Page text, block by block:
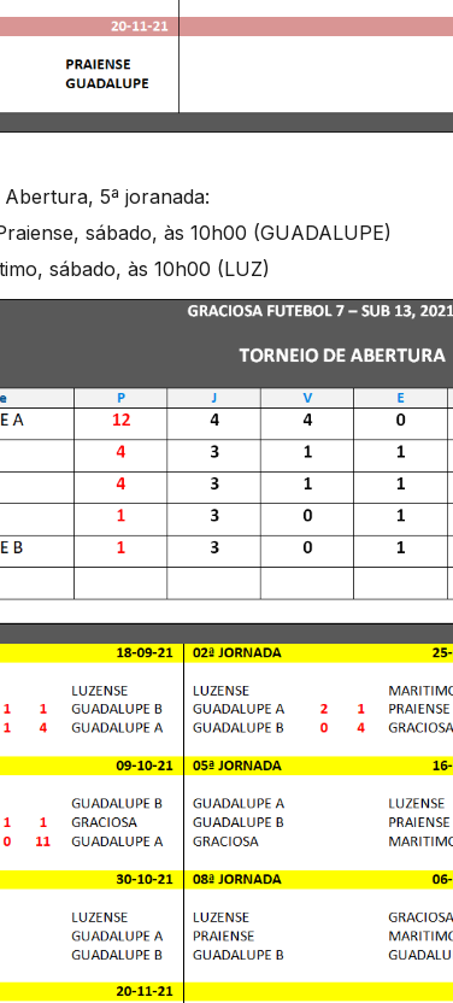
5ª joranada:
sábado, às 10h00 (GUADALUPE)
sábado, às 10h00 (LUZ)